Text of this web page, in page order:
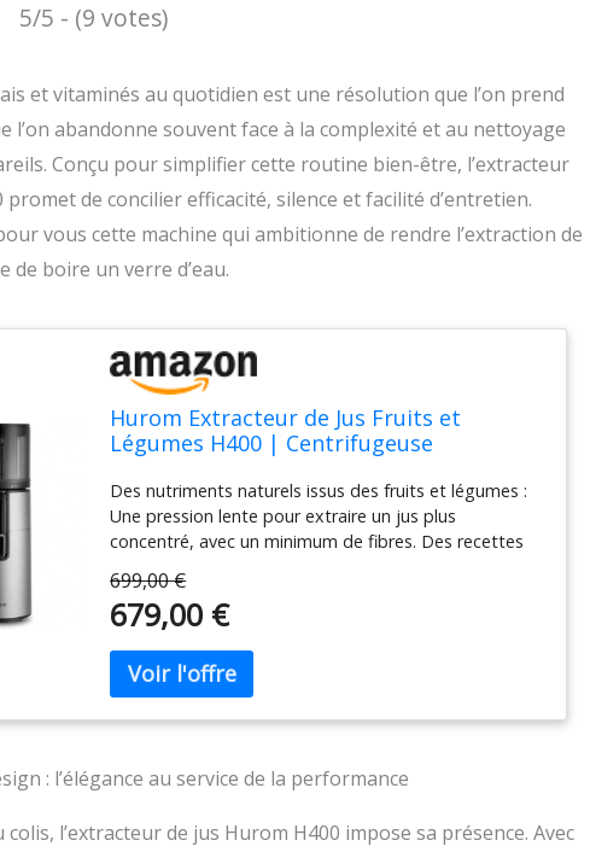
5/5 - (9 votes)
et vitaminés au quotidien est une résolution que l’on prend
l’on abandonne souvent face à la complexité et au nettoyage
Conçu pour simplifier cette routine bien-être, l’extracteur
de concilier efficacité, silence et facilité d’entretien.
vous cette machine qui ambitionne de rendre l’extraction de
de boire un verre d’eau.
Hurom Extracteur de Jus Fruits et
Légumes H400 | Centrifugeuse
Nettoyer | Sans BPA | Hopper 2L,
Chamber 550ml (Gris Titane)
Des nutriments naturels issus des fruits et légumes :
Une pression lente pour extraire un jus plus
concentré, avec un minimum de fibres. Des recettes
noix, même des glaces (sorbet)! Utilisation et lavage
faciles et pratiques : Seulement 3 pièces (chambre, vis
montage et démontage faciles et pratiques. Une
nouveauté qui s’intègre parfaitement à votre cuisine :
Son format fin et compact permet une utilisation
Comme de nombreux autres extracteurs de jus
Hurom, le H400 est entièrement fabriqué en
matériaux sans BPA.
699,00 €
679,00 €
: l’élégance au service de la performance
l’extracteur de jus Hurom H400 impose sa présence. Avec